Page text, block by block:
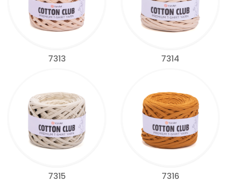
7313 7314
7315 7316